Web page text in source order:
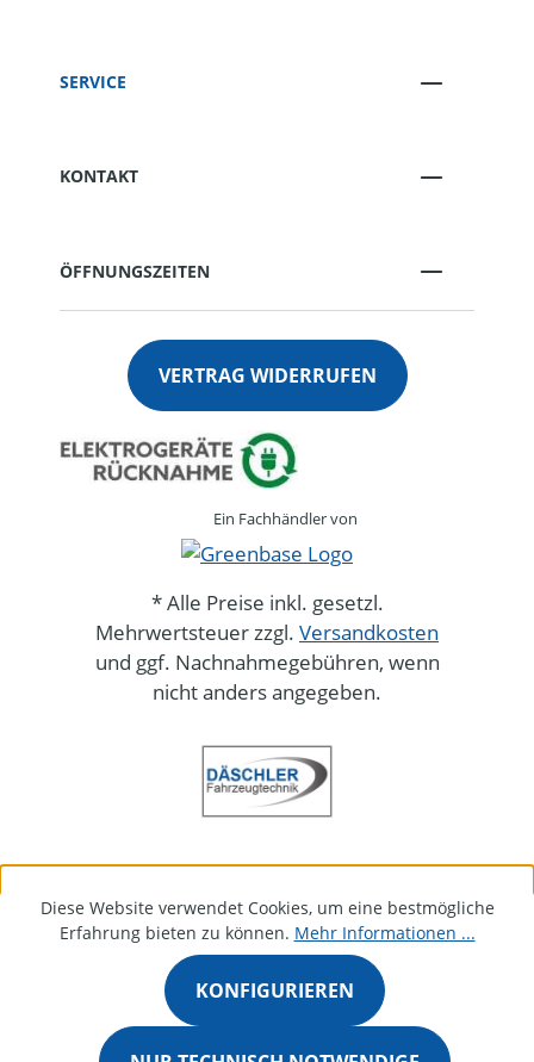
SERVICE
KONTAKT
ÖFFNUNGSZEITEN
VERTRAG WIDERRUFEN
Ein Fachhändler von
* Alle Preise inkl. gesetzl.
Mehrwertsteuer zzgl. Versandkosten
und ggf. Nachnahmegebühren, wenn
nicht anders angegeben.
Diese Website verwendet Cookies, um eine bestmögliche
Erfahrung bieten zu können. Mehr Informationen ...
KONFIGURIEREN